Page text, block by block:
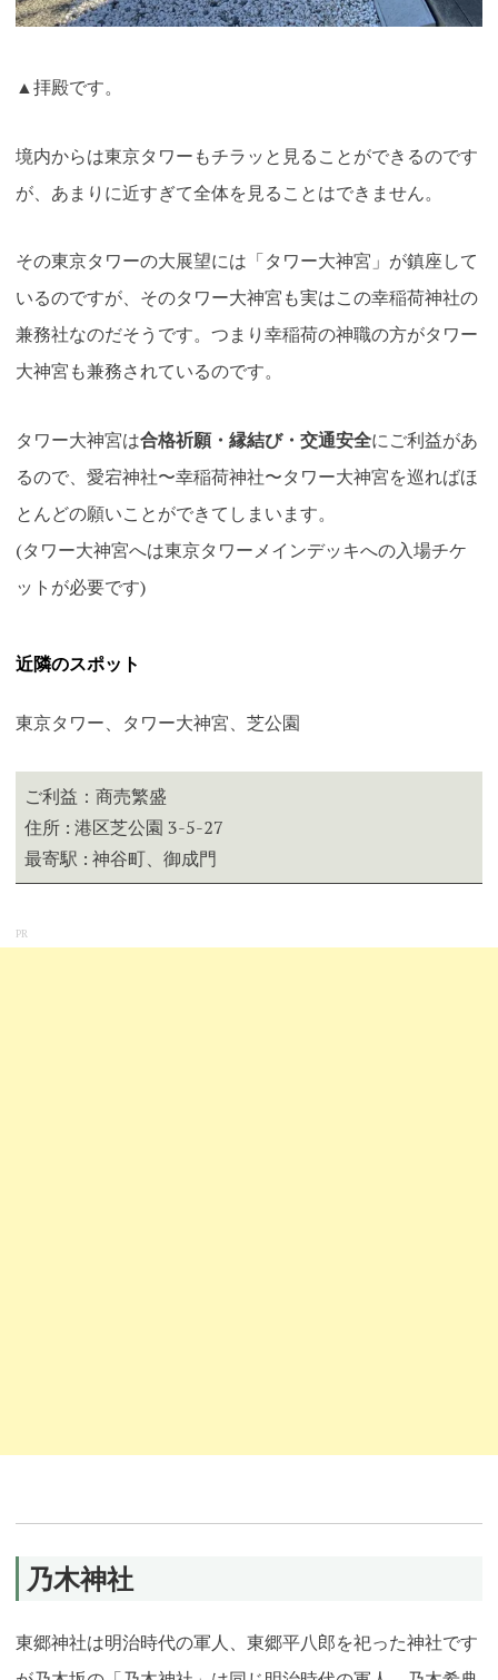
▲拝殿です。
境内からは東京タワーもチラッと見ることができるのです
が、あまりに近すぎて全体を見ることはできません。
その東京タワーの大展望には「タワー大神宮」が鎮座して
いるのですが、そのタワー大神宮も実はこの幸稲荷神社の
兼務社なのだそうです。つまり幸稲荷の神職の方がタワー
大神宮も兼務されているのです。
タワー大神宮は合格祈願・縁結び・交通安全にご利益があ
るので、愛宕神社〜幸稲荷神社〜タワー大神宮を巡ればほ
とんどの願いことができてしまいます。
(タワー大神宮へは東京タワーメインデッキへの入場チケ
ットが必要です)
近隣のスポット
東京タワー、タワー大神宮、芝公園
ご利益：商売繁盛
住所 : 港区芝公園 3-5-27
最寄駅 : 神谷町、御成門
PR
乃木神社
東郷神社は明治時代の軍人、東郷平八郎を祀った神社です